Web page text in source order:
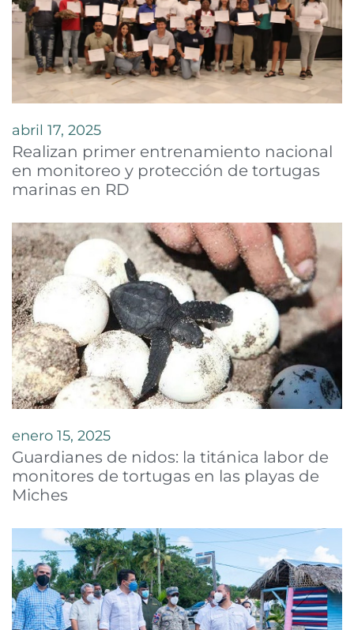
abril 17, 2025
Realizan primer entrenamiento nacional
en monitoreo y protección de tortugas
marinas en RD
enero 15, 2025
Guardianes de nidos: la titánica labor de
monitores de tortugas en las playas de
Miches